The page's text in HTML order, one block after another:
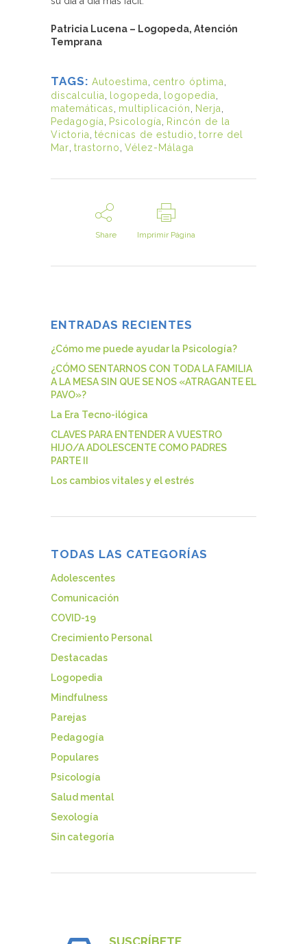
Patricia Lucena – Logopeda, Atención
Temprana
TAGS: Autoestima centro óptima
discalculia
logopeda logopedia
matemáticas
multiplicación Nerja
Pedagogía
Psicología
Rincón de la
Victoria técnicas de estudio torre del
Mar trastorno Vélez-Málaga
Share Imprimir Página
ENTRADAS RECIENTES
¿Cómo me puede ayudar la Psicología?
¿CÓMO SENTARNOS CON TODA LA FAMILIA
A LA MESA SIN QUE SE NOS «ATRAGANTE EL
PAVO»?
La Era Tecno-ilógica
CLAVES PARA ENTENDER A VUESTRO
HIJO/A ADOLESCENTE COMO PADRES
PARTE II
Los cambios vitales y el estrés
TODAS LAS CATEGORÍAS
Adolescentes
Comunicación
COVID-19
Crecimiento Personal
Destacadas
Logopedia
Mindfulness
Parejas
Pedagogía
Populares
Psicología
Salud mental
Sexología
Sin categoría